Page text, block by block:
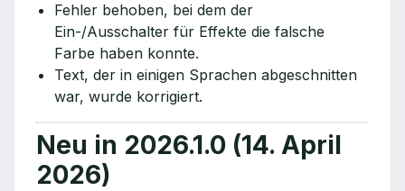
Fehler behoben, bei dem der
Ein-/Ausschalter für Effekte die falsche
Farbe haben konnte.
Text, der in einigen Sprachen abgeschnitten
war, wurde korrigiert.
Neu in 2026.1.0 (14. April
2026)